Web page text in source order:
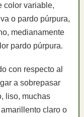
color variable,
o pardo púrpura,
medianamente
pardo púrpura.
con respecto al
a sobrepasar
liso, muchas
claro o